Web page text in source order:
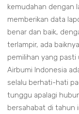
kemudahan dengan
memberikan data
benar dan baik,
terlampir, ada
pemilihan yang pasti
Airbumi Indonesia
selalu berhati-hati
tunggu apalagi
bersahabat di tahun